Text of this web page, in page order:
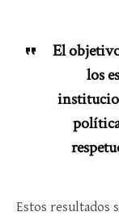
El
los
Estos resultados